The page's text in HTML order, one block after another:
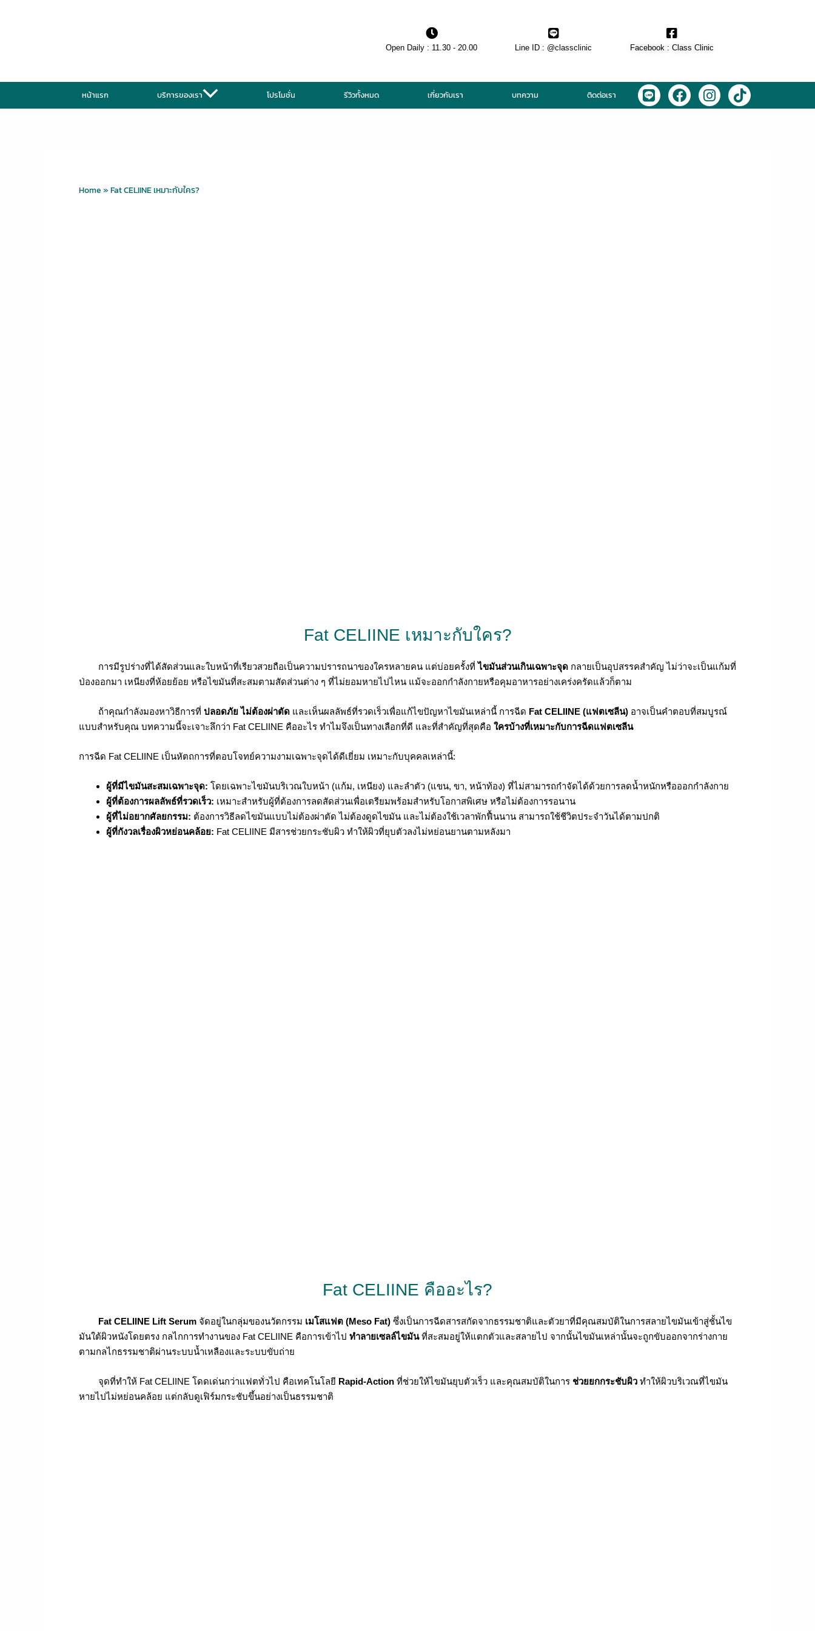
Open Daily : 11.30 - 20.00 Line ID : @classclinic​ Facebook : Class Clinic
หน้าแรก บริการของเรา โปรโมชั่น รีวิวทั้งหมด เกี่ยวกับเรา บทความ ติดต่อเรา L
i
F
a
I
n
T
i
Home » Fat CELIINE เหมาะกับใคร?
Fat CELIINE เหมาะกับใคร?
การมีรูปร่างที่ได้สัดส่วนและใบหน้าที่เรียวสวยถือเป็นความปรารถนาของใครหลายคน แต่บ่อยครั้งที่ไขมันส่วนเกินเฉพาะจุด กลายเป็นอุปสรรคสำคัญ ไม่ว่าจะเป็นแก้มที่
ป่องออกมา เหนียงที่ห้อยย้อย หรือไขมันที่สะสมตามสัดส่วนต่าง ๆ ที่ไม่ยอมหายไปไหน แม้จะออกกำลังกายหรือคุมอาหารอย่างเคร่งครัดแล้วก็ตาม
ถ้าคุณกำลังมองหาวิธีการที่ ปลอดภัย ไม่ต้องผ่าตัด และเห็นผลลัพธ์ที่รวดเร็วเพื่อแก้ไขปัญหาไขมันเหล่านี้ การฉีด Fat CELIINE (แฟตเซลีน) อาจเป็นคำตอบที่สมบูรณ์
แบบสำหรับคุณ บทความนี้จะเจาะลึกว่า Fat CELIINE คืออะไร ทำไมจึงเป็นทางเลือกที่ดี และที่สำคัญที่สุดคือ ใครบ้างที่เหมาะกับการฉีดแฟตเซลีน
การฉีด Fat CELIINE เป็นหัตถการที่ตอบโจทย์ความงามเฉพาะจุดได้ดีเยี่ยม เหมาะกับบุคคลเหล่านี้:
ผู้ที่มีไขมันสะสมเฉพาะจุด: โดยเฉพาะไขมันบริเวณใบหน้า (แก้ม, เหนียง) และลำตัว (แขน, ขา, หน้าท้อง) ที่ไม่สามารถกำจัดได้ด้วยการลดน้ำหนักหรือออกกำลังกาย
ผู้ที่ต้องการผลลัพธ์ที่รวดเร็ว: เหมาะสำหรับผู้ที่ต้องการลดสัดส่วนเพื่อเตรียมพร้อมสำหรับโอกาสพิเศษ หรือไม่ต้องการรอนาน
ผู้ที่ไม่อยากศัลยกรรม: ต้องการวิธีลดไขมันแบบไม่ต้องผ่าตัด ไม่ต้องดูดไขมัน และไม่ต้องใช้เวลาพักฟื้นนาน สามารถใช้ชีวิตประจำวันได้ตามปกติ
ผู้ที่กังวลเรื่องผิวหย่อนคล้อย: Fat CELIINE มีสารช่วยกระชับผิว ทำให้ผิวที่ยุบตัวลงไม่หย่อนยานตามหลังมา
Fat CELIINE คืออะไร?
Fat CELIINE Lift Serum จัดอยู่ในกลุ่มของนวัตกรรม เมโสแฟต (Meso Fat) ซึ่งเป็นการฉีดสารสกัดจากธรรมชาติและตัวยาที่มีคุณสมบัติในการสลายไขมันเข้าสู่ชั้นไข
มันใต้ผิวหนังโดยตรง กลไกการทำงานของ Fat CELIINE คือการเข้าไป ทำลายเซลล์ไขมันที่สะสมอยู่ให้แตกตัวและสลายไป จากนั้นไขมันเหล่านั้นจะถูกขับออกจากร่างกาย
ตามกลไกธรรมชาติผ่านระบบน้ำเหลืองและระบบขับถ่าย
จุดที่ทำให้ Fat CELIINE โดดเด่นกว่าแฟตทั่วไป คือเทคโนโลยี Rapid-Action ที่ช่วยให้ไขมันยุบตัวเร็ว และคุณสมบัติในการ ช่วยยกกระชับผิว ทำให้ผิวบริเวณที่ไขมัน
หายไปไม่หย่อนคล้อย แต่กลับดูเฟิร์มกระชับขึ้นอย่างเป็นธรรมชาติ